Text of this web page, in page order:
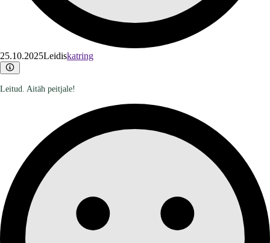
25.10.2025Leidiskatring
Leitud. Aitäh peitjale!